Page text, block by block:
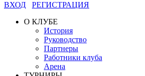
ВХОД
РЕГИСТРАЦИЯ
О КЛУБЕ
История
Руководство
Партнеры
Работники клуба
Арена